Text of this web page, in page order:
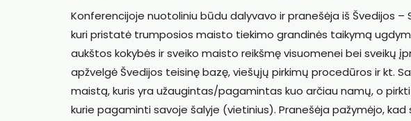
Konferencijoje nuotoliniu būdu dalyvavo ir pranešėja iš Švedijos
kuri pristatė trumposios maisto tiekimo grandinės taikymą
aukštos kokybės ir sveiko maisto reikšmę visuomenei bei sveikų
apžvelgė Švedijos teisinę bazę, viešųjų pirkimų procedūros ir kt.
maistą, kuris yra užaugintas/pagamintas kuo arčiau namų, o
kurie pagaminti savoje šalyje (vietinius). Pranešėja pažymėjo,